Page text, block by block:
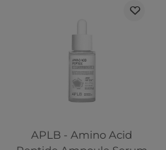
APLB - Amino Acid